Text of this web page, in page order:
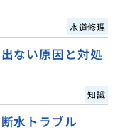
水道修理
ない原因と対処
知識
水トラブル